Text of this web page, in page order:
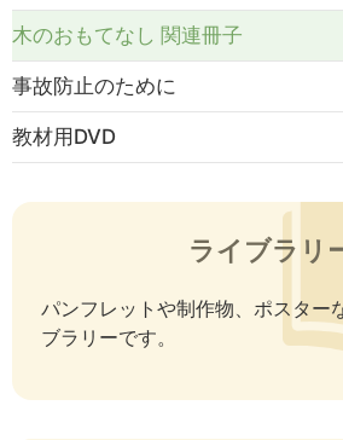
木のおもてなし 関連冊子
事故防止のために
教材用DVD
ライブラリ
パンフレットや制作物、ポスター
ブラリーです。